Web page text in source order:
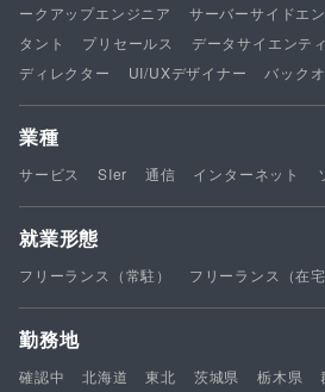
ークアップエンジニア
サーバーサイドエ
タント
プリセールス データサイエンテ
ディレクター
UI/UXデザイナー バック
業種
サービス SIer 通信 インターネット
就業形態
フリーランス（常駐） フリーランス（在宅
勤務地
確認中 北海道 東北 茨城県 栃木県